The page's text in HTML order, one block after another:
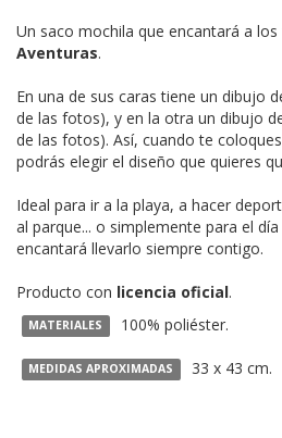
Un saco mochila que encantará a los
Aventuras.
En una de sus caras tiene un dibujo
de las fotos), y en la otra un dibujo
de las fotos). Así, cuando te
podrás elegir el diseño que quieres
Ideal para ir a la playa, a hacer
al parque... o simplemente para el
encantará llevarlo siempre contigo.
Producto con licencia oficial.
MATERIALES 100% poliéster.
MEDIDAS APROXIMADAS 33 x 43 cm.